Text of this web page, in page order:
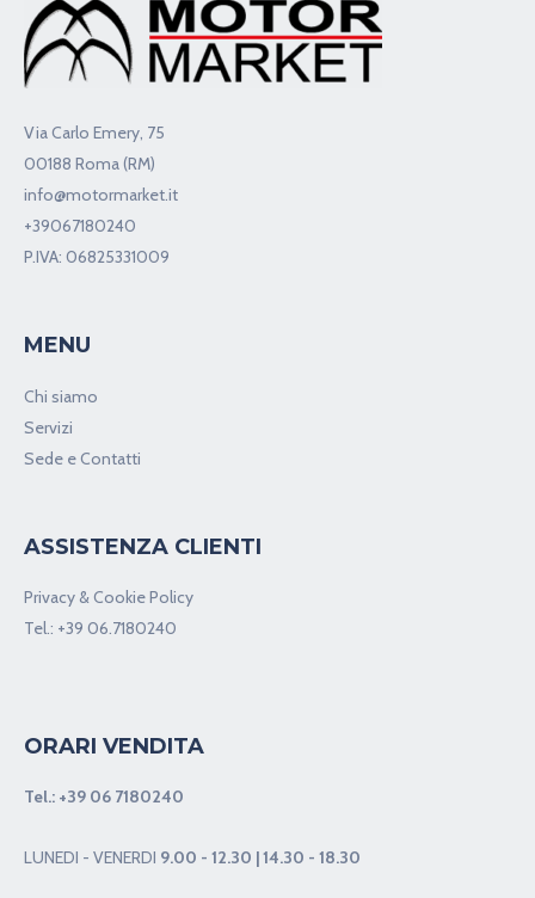
Via Carlo Emery, 75
00188 Roma (RM)
info@motormarket.it
+39067180240
P.IVA: 06825331009
MENU
Chi siamo
Servizi
Sede e Contatti
ASSISTENZA CLIENTI
Privacy & Cookie Policy
Tel.: +39 06.7180240
ORARI VENDITA
Tel.: +39 06 7180240
LUNEDI - VENERDI 9.00 - 12.30 | 14.30 - 18.30